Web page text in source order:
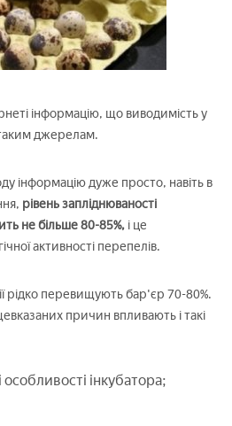
інформацію, що виводимість у
джерелам.
інформацію дуже просто, навіть в
рівень запліднюваності
не більше 80-85%, і це
активності перепелів.
рідко перевищують бар'єр 70-80%.
причин впливають і такі
особливості інкубатора;